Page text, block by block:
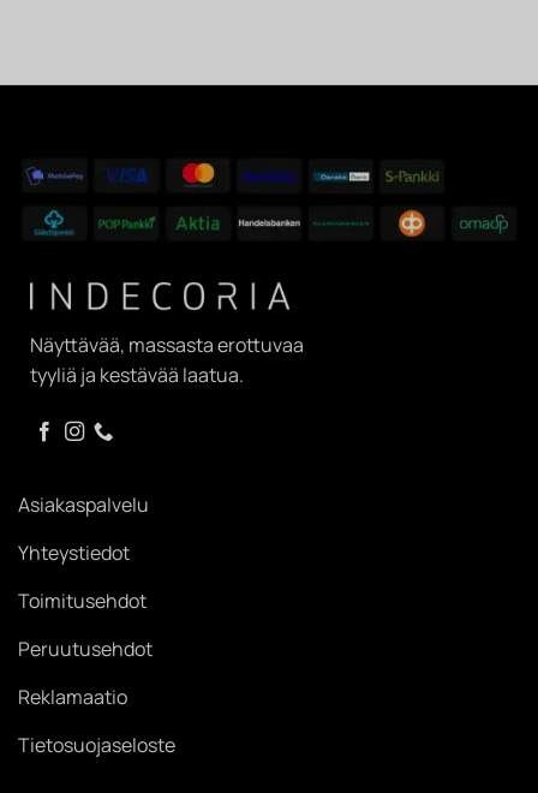
Näyttävää, massasta erottuvaa
tyyliä ja kestävää laatua.
Asiakaspalvelu
Yhteystiedot
Toimitusehdot
Peruutusehdot
Reklamaatio
Tietosuojaseloste